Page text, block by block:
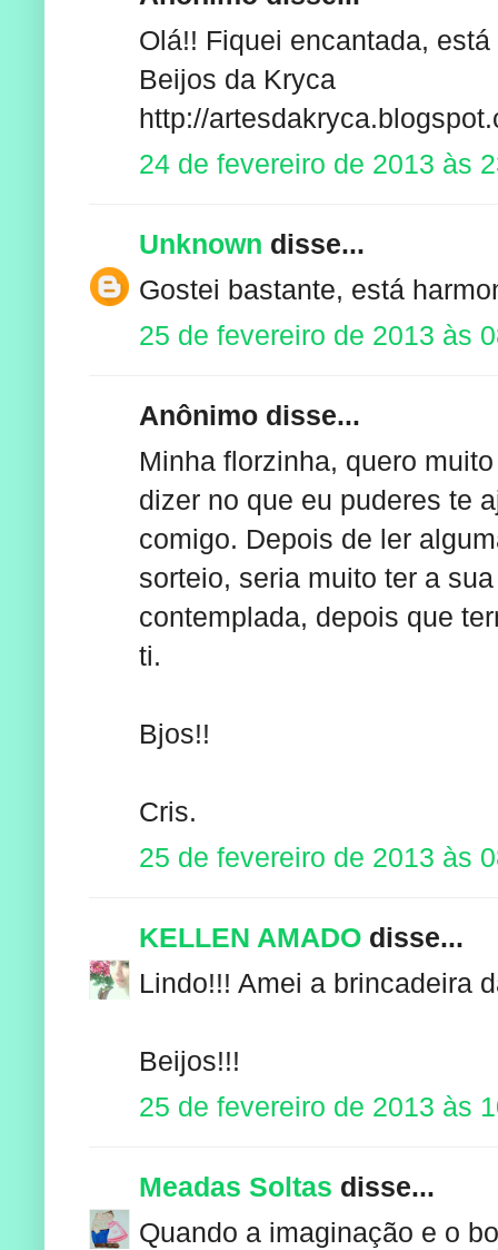
Olá!! Fiquei encantada,
Beijos da Kryca
http://
24 de fevereiro de 2013 às
Unknown disse...
Gostei bastante, está
25 de fevereiro de 2013 às
Anônimo disse...
Minha florzinha, quero
dizer no que eu puderes te
comigo. Depois de ler
sorteio, seria muito ter a
contemplada, depois que
ti.
Bjos!!
Cris.
25 de fevereiro de 2013 às
KELLEN AMADO disse...
Lindo!!! Amei a brincadeira
Beijos!!!
25 de fevereiro de 2013 às
Meadas Soltas disse...
Quando a imaginação e o